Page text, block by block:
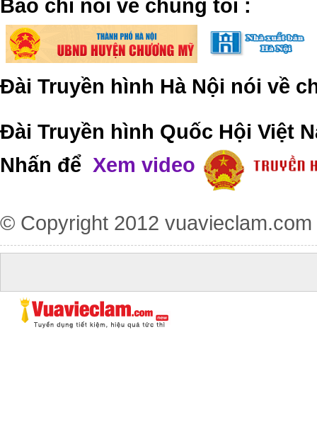
​Báo chí nói về chúng tôi :
Đài Truyền hình Hà Nội nói về
Đài Truyền hình Quốc Hội Việt
Nhấn để Xem video
© Copyright 2012 vuavieclam.com